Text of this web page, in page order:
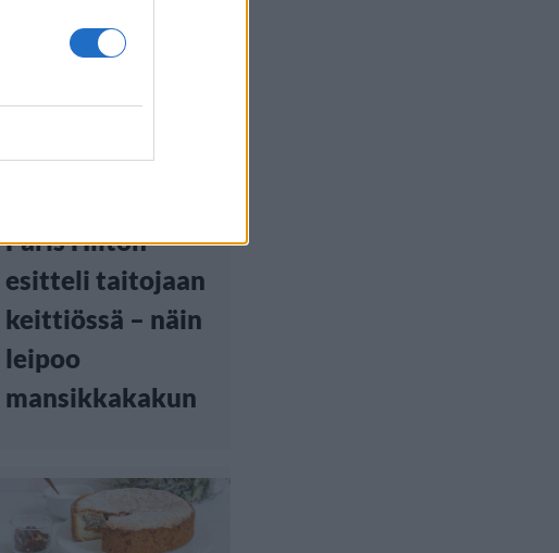
Paris Hilton
esitteli taitojaan
keittiössä – näin
leipoo
mansikkakakun